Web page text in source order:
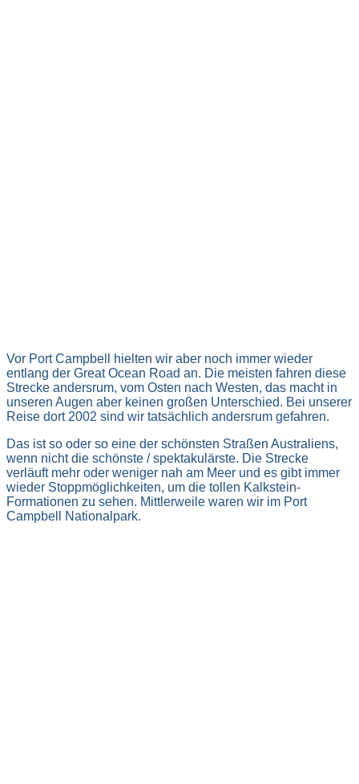
Vor Port Campbell hielten wir aber noch immer wieder
entlang der Great Ocean Road an. Die meisten fahren diese
Strecke andersrum, vom Osten nach Westen, das macht in
unseren Augen aber keinen großen Unterschied. Bei unserer
Reise dort 2002 sind wir tatsächlich andersrum gefahren.
Das ist so oder so eine der schönsten Straßen Australiens,
wenn nicht die schönste / spektakulärste. Die Strecke
verläuft mehr oder weniger nah am Meer und es gibt immer
wieder Stoppmöglichkeiten, um die tollen Kalkstein-
Formationen zu sehen. Mittlerweile waren wir im Port
Campbell Nationalpark.